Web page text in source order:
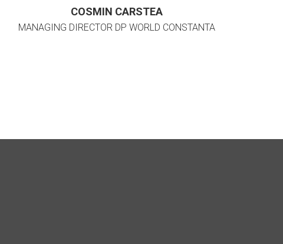
COSMIN CARSTEA
MANAGING DIRECTOR DP WORLD CONSTANTA